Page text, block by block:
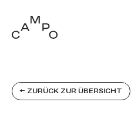
← ZURÜCK ZUR ÜBERSICHT